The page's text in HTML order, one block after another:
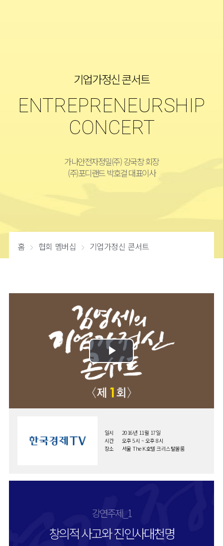
기업가정신 콘서트
ENTREPRENEURSHIP
CONCERT
가나안전자정밀(주) 강국창 회장
(주)포디랜드 박호걸 대표이사
홈 협회 멤버십 기업가정신 콘서트
일시
2016년 11월 17일
시간
오후 5시 ~ 오후 8시
장소
서울 The K호텔 크리스탈볼룸
강연주제_1
창의적 사고와 진인사대천명